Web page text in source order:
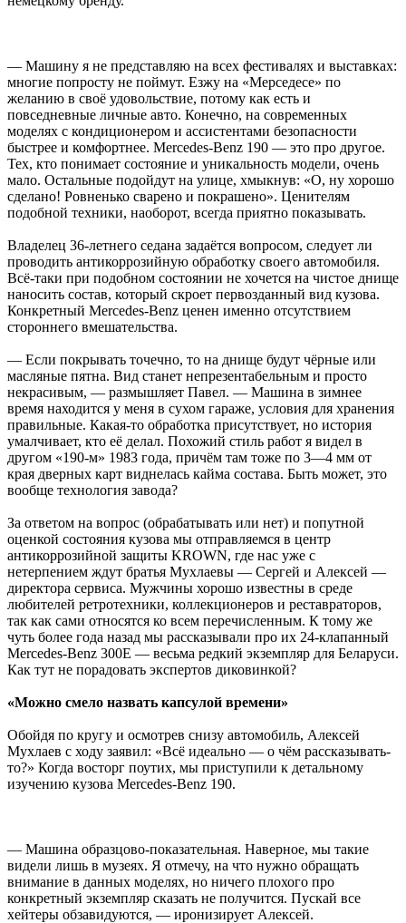
— Машину я не представляю на всех фестивалях и выставках:
многие попросту не поймут. Езжу на «Мерседесе» по
желанию в своё удовольствие, потому как есть и
повседневные личные авто. Конечно, на современных
моделях с кондиционером и ассистентами безопасности
быстрее и комфортнее. Mercedes-Benz 190 — это про другое.
Тех, кто понимает состояние и уникальность модели, очень
мало. Остальные подойдут на улице, хмыкнув: «О, ну хорошо
сделано! Ровненько сварено и покрашено». Ценителям
подобной техники, наоборот, всегда приятно показывать.
Владелец 36-летнего седана задаётся вопросом, следует ли
проводить антикоррозийную обработку своего автомобиля.
Всё-таки при подобном состоянии не хочется на чистое днище
наносить состав, который скроет первозданный вид кузова.
Конкретный Mercedes-Benz ценен именно отсутствием
стороннего вмешательства.
— Если покрывать точечно, то на днище будут чёрные или
масляные пятна. Вид станет непрезентабельным и просто
некрасивым, — размышляет Павел. — Машина в зимнее
время находится у меня в сухом гараже, условия для хранения
правильные. Какая-то обработка присутствует, но история
умалчивает, кто её делал. Похожий стиль работ я видел в
другом «190-м» 1983 года, причём там тоже по 3—4 мм от
края дверных карт виднелась кайма состава. Быть может, это
вообще технология завода?
За ответом на вопрос (обрабатывать или нет) и попутной
оценкой состояния кузова мы отправляемся в центр
антикоррозийной защиты KROWN, где нас уже с
нетерпением ждут братья Мухлаевы — Сергей и Алексей —
директора сервиса. Мужчины хорошо известны в среде
любителей ретротехники, коллекционеров и реставраторов,
так как сами относятся ко всем перечисленным. К тому же
чуть более года назад мы рассказывали про их 24-клапанный
Mercedes-Benz 300E — весьма редкий экземпляр для Беларуси.
Как тут не порадовать экспертов диковинкой?
«Можно смело назвать капсулой времени»
Обойдя по кругу и осмотрев снизу автомобиль, Алексей
Мухлаев с ходу заявил: «Всё идеально — о чём рассказывать-
то?» Когда восторг поутих, мы приступили к детальному
изучению кузова Mercedes-Benz 190.
— Машина образцово-показательная. Наверное, мы такие
видели лишь в музеях. Я отмечу, на что нужно обращать
внимание в данных моделях, но ничего плохого про
конкретный экземпляр сказать не получится. Пускай все
хейтеры обзавидуются, — иронизирует Алексей.